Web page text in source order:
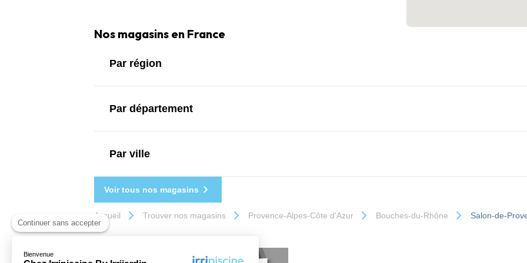
Continuer sans accepter
Bienvenue
Nos magasins en France
Par région
Par département
Par ville
Voir tous nos magasins
Accueil Trouver nos magasins Provence-Alpes-Côte d'Azur Bouches-du-Rhône Salon-de-